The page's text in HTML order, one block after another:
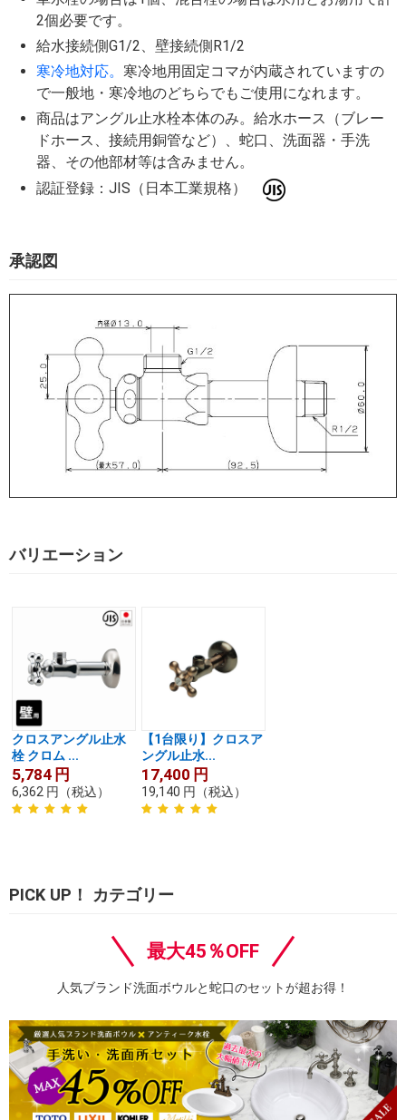
2個必要です。
給水接続側G1/2、壁接続側R1/2
寒冷地対応。 寒冷地用固定コマが内蔵されていますの
で一般地・寒冷地のどちらでもご使用になれます。
商品はアングル止水栓本体のみ。給水ホース（ブレー
ドホース、接続用銅管など）、蛇口、洗面器・手洗
器、その他部材等は含みません。
認証登録：JIS（日本工業規格）
承認図
バリエーション
クロスアングル止水
栓 クロム ...
5,784 円
6,362 円 （税込）
【1台限り】クロスア
ングル止水...
17,400 円
19,140 円 （税込）
PICK UP！ カテゴリー
最大45％OFF
人気ブランド洗面ボウルと蛇口のセットが超お得！